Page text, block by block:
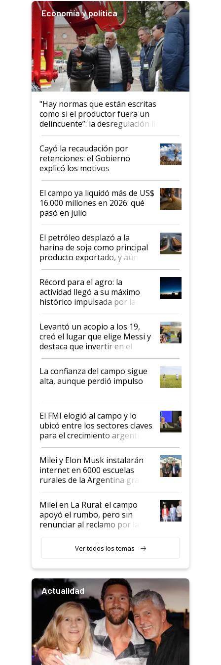
Economía y política
"Hay normas que están escritas
como si el productor fuera un
delincuente”: la desregulación llegó
al Congreso Aapresid y hasta se
habló del financiamiento al IPCVA
Cayó la recaudación por
retenciones: el Gobierno
explicó los motivos
El campo ya liquidó más de US$
16.000 millones en 2026: qué
pasó en julio
El petróleo desplazó a la
harina de soja como principal
producto exportado, y aún así
el agro aportó casi seis de cada
diez dólares y sostuvo el
liderazgo en un semestre
récord
Récord para el agro: la
actividad llegó a su máximo
histórico impulsada por la
cosecha y las exportaciones
Levantó un acopio a los 19,
creó el lugar que elige Messi y
destaca que invertir en el
kirchnerismo era como "darle
plata a un hijo para droga":
Juan Félix Rossetti, el libertario
que de una dura crisis salió
de Milei
La confianza del campo sigue
alta, aunque perdió impulso
El FMI elogió al campo y lo
ubicó entre los sectores claves
para el crecimiento argentino
Milei y Elon Musk instalarán
internet en 6000 escuelas
rurales de la Argentina gracias
a un acuerdo con Starlink
Milei en La Rural: el campo
apoyó el rumbo, pero sin
renunciar al reclamo por las
Ver todos los temas
Actualidad